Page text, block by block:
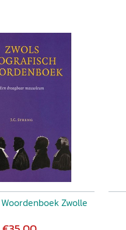
Zwolle